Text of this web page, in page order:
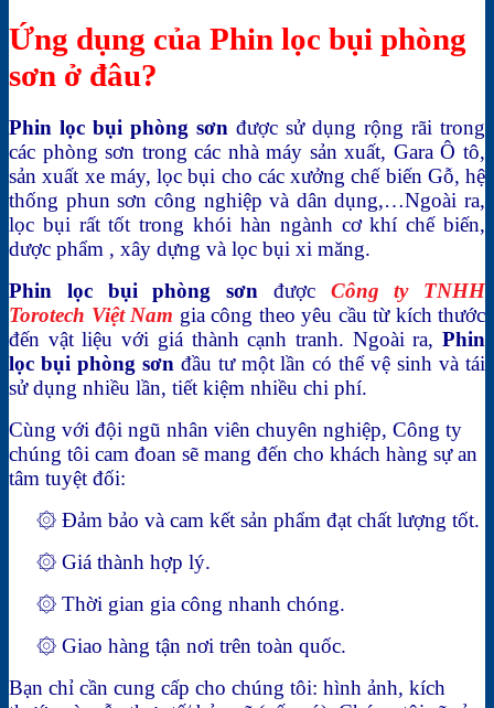
Ứng dụng của Phin lọc bụi phòng
sơn ở đâu?
Phin lọc bụi phòng sơn được sử dụng rộng rãi trong
các phòng sơn trong các nhà máy sản xuất, Gara Ô tô,
sản xuất xe máy, lọc bụi cho các xưởng chế biến Gỗ, hệ
thống phun sơn công nghiệp và dân dụng,…Ngoài ra,
lọc bụi rất tốt trong khói hàn ngành cơ khí chế biến,
dược phẩm , xây dựng và lọc bụi xi măng.
Phin lọc bụi phòng sơn được Công ty TNHH
Torotech Việt Nam gia công theo yêu cầu từ kích thước
đến vật liệu với giá thành cạnh tranh. Ngoài ra, Phin
lọc bụi phòng sơn đầu tư một lần có thể vệ sinh và tái
sử dụng nhiều lần, tiết kiệm nhiều chi phí.
Cùng với đội ngũ nhân viên chuyên nghiệp, Công ty
chúng tôi cam đoan sẽ mang đến cho khách hàng sự an
tâm tuyệt đối:
۞ Đảm bảo và cam kết sản phẩm đạt chất lượng tốt.
۞ Giá thành hợp lý.
۞ Thời gian gia công nhanh chóng.
۞ Giao hàng tận nơi trên toàn quốc.
Bạn chỉ cần cung cấp cho chúng tôi: hình ảnh, kích